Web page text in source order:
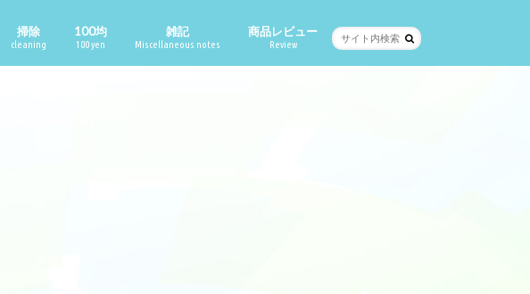
掃除
cleaning
100均
100 yen
雑記
Miscellaneous notes
商品レビュー
Review